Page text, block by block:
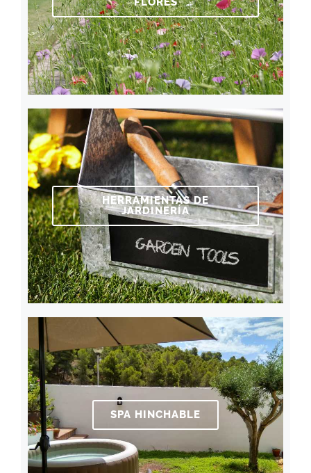
HERRAMIENTAS DE
JARDINERÍA
SPA HINCHABLE